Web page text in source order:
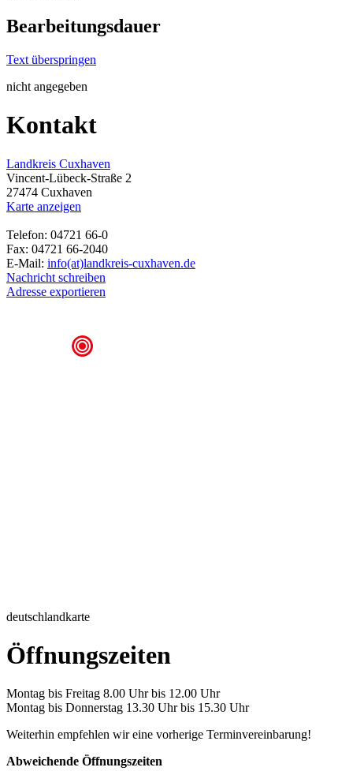
Bearbeitungsdauer
Text überspringen
nicht angegeben
Kontakt
Landkreis Cuxhaven
Vincent-Lübeck-Straße 2
27474 Cuxhaven
Karte anzeigen
Telefon: 04721 66-0
Fax: 04721 66-2040
E-Mail: info(at)landkreis-cuxhaven.de
Nachricht schreiben
Adresse exportieren
deutschlandkarte
Öffnungszeiten
Montag bis Freitag 8.00 Uhr bis 12.00 Uhr
Montag bis Donnerstag 13.30 Uhr bis 15.30 Uhr
Weiterhin empfehlen wir eine vorherige Terminvereinbarung!
Abweichende Öffnungszeiten